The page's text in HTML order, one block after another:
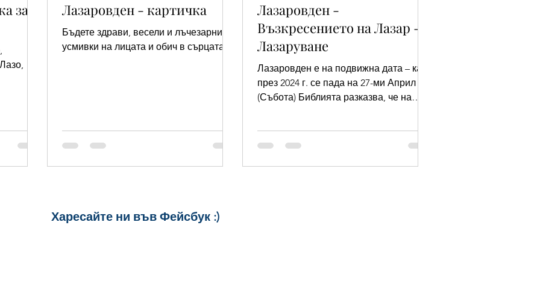
Имен ден - Виктор, Виктория Ден на Земята
за
Лазаровден - картичка
Бъдете здрави, весели и лъчезарни! С
усмивки на лицата и обич в сърцата!
Лазаровден -
Възкресението на Лазар -
Лазаруване
Лазаровден е на подвижна дата – като
през 2024 г. се пада на 27-ми Април
(Събота) Библията разказва, че на
Харесайте ни във Фейсбук :)